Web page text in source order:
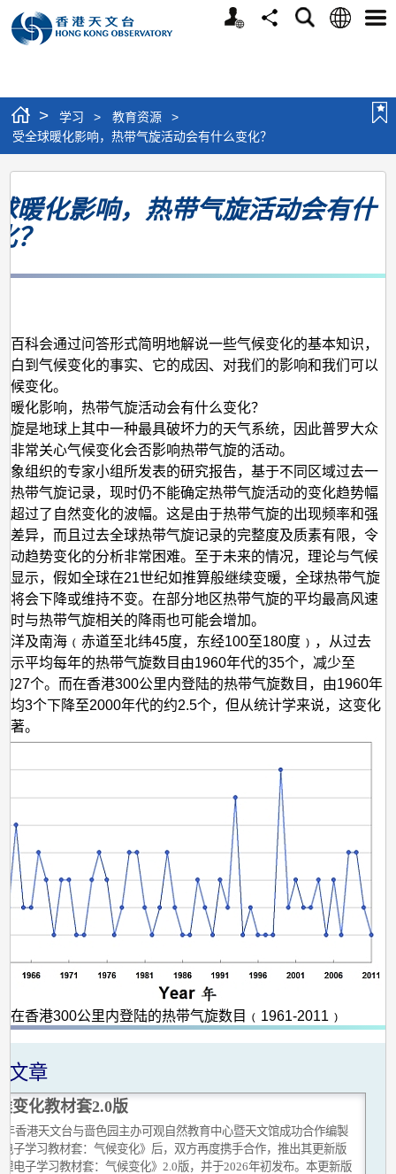
个
分
搜
语
选
> 学习 > 教育资源
>
受全球暖化影响，热带气旋活动会有什么变化？
受
全
球
响，
热
带
气
旋
活
动
会
有
什
么
变
化？
暖化影响，热带气旋活动会有什
？
百科会通过问答形式简明地解说一些气候变化的基本知识，
白到气候变化的事实、它的成因、对我们的影响和我们可以
候变化。
暖化影响，热带气旋活动会有什么变化？
旋是地球上其中一种最具破坏力的天气系统，因此普罗大众
非常关心气候变化会否影响热带气旋的活动。
象组织的专家小组所发表的研究报告，基于不同区域过去一
热带气旋记录，现时仍不能确定热带气旋活动的变化趋势幅
超过了自然变化的波幅。这是由于热带气旋的出现频率和强
差异，而且过去全球热带气旋记录的完整度及质素有限，令
动趋势变化的分析非常困难。至于未来的情况，理论与气候
显示，假如全球在21世纪如推算般继续变暖，全球热带气旋
将会下降或维持不变。在部分地区热带气旋的平均最高风速
时与热带气旋相关的降雨也可能会增加。
洋及南海﹙赤道至北纬45度，东经100至180度﹚，从过去
示平均每年的热带气旋数目由1960年代的35个，减少至
27个。而在香港300公里内登陆的热带气旋数目，由1960年
均3个下降至2000年代的约2.5个，但从统计学来说，这变化
著。
在香港300公里内登陆的热带气旋数目﹙1961-2011﹚
文章
变化教材套2.0版
年香港天文台与啬色园主办可观自然教育中心暨天文馆成功合作编製
子学习教材套：气候变化》后，双方再度携手合作，推出其更新版
电子学习教材套：气候变化》2.0版，并于2026年初发布。本更新版